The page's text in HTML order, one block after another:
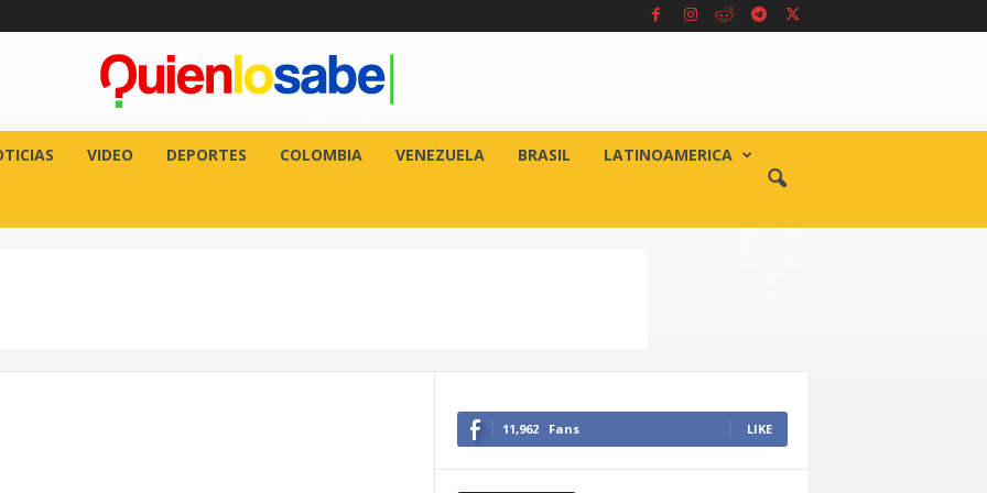
VIDEO DEPORTES COLOMBIA VENEZUELA BRASIL LATINOAMERICA
11,962 Fans LIKE